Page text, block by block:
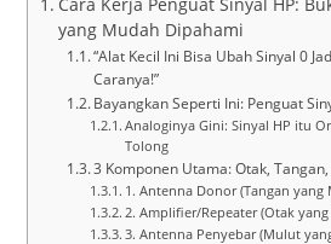
yang Mudah Dipahami
“Alat Kecil Ini Bisa Ubah Sinyal 0
Caranya!”
Bayangkan Seperti Ini: Penguat
Analoginya Gini: Sinyal HP itu
Tolong
3 Komponen Utama: Otak,
1. Antenna Donor (Tangan yang
2. Amplifier/Repeater (Otak
3. Antenna Penyebar (Mulut